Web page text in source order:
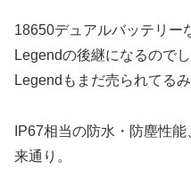
18650デュアルバッテリー
Legendの後継になるのでし
Legendもまだ売られてる
IP67相当の防水・防塵性
来通り。